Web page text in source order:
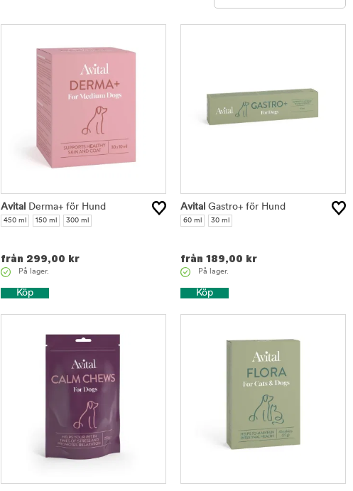
Avital Derma+ för Hund
450 ml 150 ml 300 ml
från 299,00 kr
På lager.
Köp
Avital Gastro+ för Hund
60 ml 30 ml
från 189,00 kr
På lager.
Köp